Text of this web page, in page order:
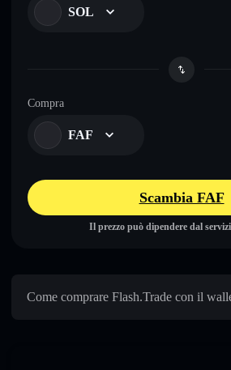
SOL
Compra
FAF
Scambia FAF
Il prezzo può dipendere dal
Come comprare Flash.Trade con il